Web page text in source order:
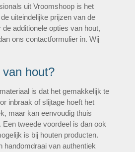
uit Vroomshoop is het
uiteindelijke prijzen van de
additionele opties van hout,
ons contactformulier in. Wij
hout?
is dat het gemakkelijk te
inbraak of slijtage hoeft het
maar kan eenvoudig thuis
tweede voordeel is dan ook
is bij houten producten.
handomdraai van authentiek